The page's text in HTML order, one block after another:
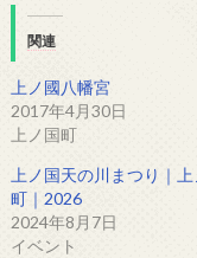
関連
上ノ國八幡宮
2017年4月30日
上ノ国町
上ノ国天の川まつり｜
町｜2026
2024年8月7日
イベント